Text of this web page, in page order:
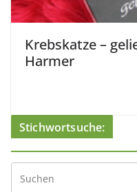
Krebskatze –
Harmer
Stichwortsuche: